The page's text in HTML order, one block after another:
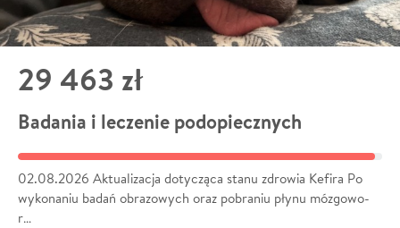
29 463 zł
Badania i leczenie podopiecznych
02.08.2026 Aktualizacja dotycząca stanu zdrowia Kefira Po
wykonaniu badań obrazowych oraz pobraniu płynu mózgowo-
r…